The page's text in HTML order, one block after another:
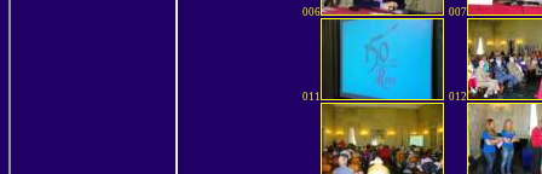
006 007
011 012